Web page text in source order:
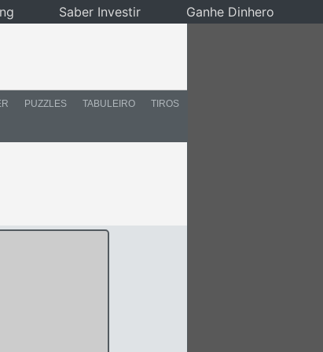
PUZZLES TABULEIRO TIROS
Saber Investir Ganhe Dinhero